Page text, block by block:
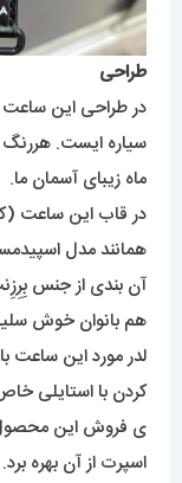
طراحی
در طراحی این ساعت
سیاره ایست.
ماه زیبای آسمان ما.
در قاب این ساعت
همانند مدل
آن بندی از جنس
هم بانوان خوش
لدر مورد این ساعت
کردن با استایلی
ی فروش این
اسپرت از آن بهره